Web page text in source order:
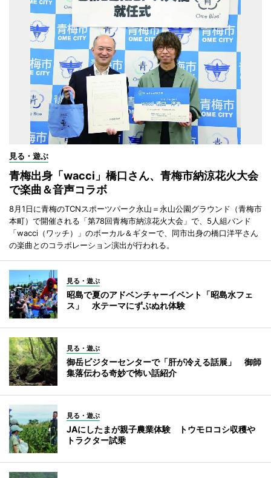
見る・遊ぶ
青梅出身「wacci」橋口さん、青梅市納涼花火大会
で楽曲＆音声コラボ
8月1日に青梅のTCNスポーツパーク永山＝永山公園グラウンド（青梅市
本町）で開催される「第78回青梅市納涼花火大会」で、5人組バンド
「wacci（ワッチ）」のボーカル＆ギターで、同市出身の橋口洋平さん
の楽曲とのコラボレーション演出が行われる。
見る・遊ぶ
昭島で夏のアドベンチャーイベント「昭島水フェ
ス」 水テーマにずぶぬれ体験
見る・遊ぶ
御岳ビジターセンターで「肝が冷える話展」 御師
集落伝わる奇妙で怖い話紹介
見る・遊ぶ
JAにしたまが親子農業体験 トウモロコシ収穫や
トラクター試乗